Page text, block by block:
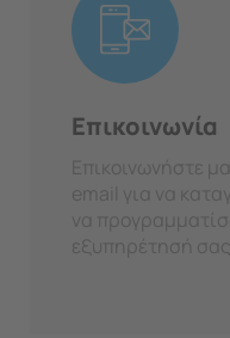
Επικοινωνία
Επικοινωνήστε
email για να
να
εξυπηρέτησή σας.